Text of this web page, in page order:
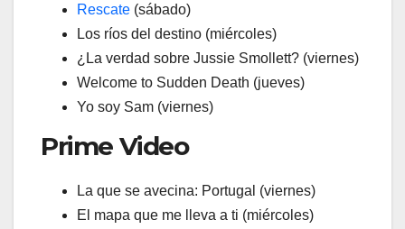
Rescate (sábado)
Los ríos del destino (miércoles)
¿La verdad sobre Jussie Smollett? (viernes)
Welcome to Sudden Death (jueves)
Yo soy Sam (viernes)
Prime Video
La que se avecina: Portugal (viernes)
El mapa que me lleva a ti (miércoles)